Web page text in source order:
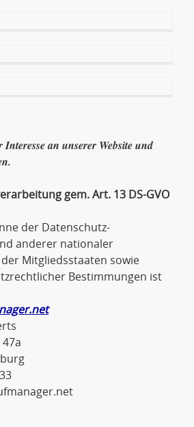
an unserer Website und
gem. Art. 13 DS-GVO
der Datenschutz-
anderer nationaler
Mitgliedsstaaten sowie
Bestimmungen ist